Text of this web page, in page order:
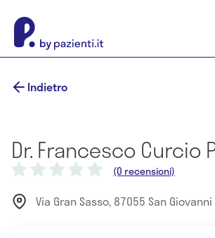
Indietro
Dr. Francesco Curcio
(0 recensioni)
Via Gran Sasso, 87055 San